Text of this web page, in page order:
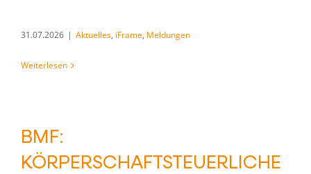
31.07.2026 | Aktuelles, iFrame, Meldungen
Weiterlesen
BMF:
KÖRPERSCHAFTSTEUERLICHE